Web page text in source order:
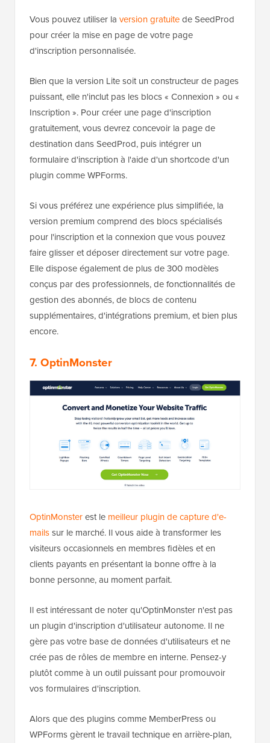
Vous pouvez utiliser la version gratuitede SeedProd
pour créer la mise en page de votre page
d'inscription personnalisée.
Bien que la version Lite soit un constructeur de pages
puissant, elle n'inclut pas les blocs « Connexion » ou «
Inscription ». Pour créer une page d'inscription
gratuitement, vous devrez concevoir la page de
destination dans SeedProd, puis intégrer un
formulaire d'inscription à l'aide d'un shortcode d'un
plugin comme WPForms.
Si vous préférez une expérience plus simplifiée, la
version premium comprend des blocs spécialisés
pour l'inscription et la connexion que vous pouvez
faire glisser et déposer directement sur votre page.
Elle dispose également de plus de 300 modèles
conçus par des professionnels, de fonctionnalités de
gestion des abonnés, de blocs de contenu
supplémentaires, d'intégrations premium, et bien plus
encore.
7. OptinMonster
OptinMonsterest le meilleur plugin de capture d'e-
mailssur le marché. Il vous aide à transformer les
visiteurs occasionnels en membres fidèles et en
clients payants en présentant la bonne offre à la
bonne personne, au moment parfait.
Il est intéressant de noter qu'OptinMonster n'est pas
un plugin d'inscription d'utilisateur autonome. Il ne
gère pas votre base de données d'utilisateurs et ne
crée pas de rôles de membre en interne. Pensez-y
plutôt comme à un outil puissant pour promouvoir
vos formulaires d'inscription.
Alors que des plugins comme MemberPress ou
WPForms gèrent le travail technique en arrière-plan,